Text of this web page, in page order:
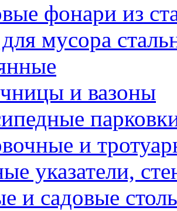
фонари из
мусора
и вазоны
и
указатели,
и садовые